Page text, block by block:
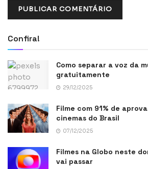
Confira!
Como separar a voz da
gratuitamente
29/12/2025
Filme com 91% de
cinemas do Brasil
07/12/2025
Filmes na Globo neste
vai passar